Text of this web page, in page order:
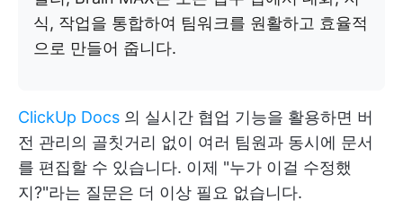
식, 작업을 통합하여 팀워크를 원활하고 효율적
으로 만들어 줍니다.
ClickUp Docs 의 실시간 협업 기능을 활용하면 버
전 관리의 골칫거리 없이 여러 팀원과 동시에 문서
를 편집할 수 있습니다. 이제 "누가 이걸 수정했
지?"라는 질문은 더 이상 필요 없습니다.